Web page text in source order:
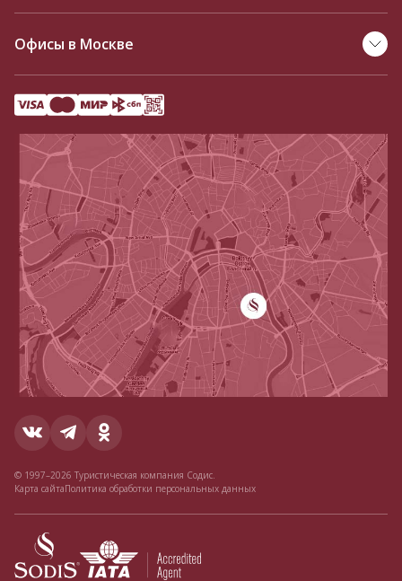
Офисы в Москве
© 1997–2026 Туристическая компания Содис.
Карта сайтаПолитика обработки персональных данных